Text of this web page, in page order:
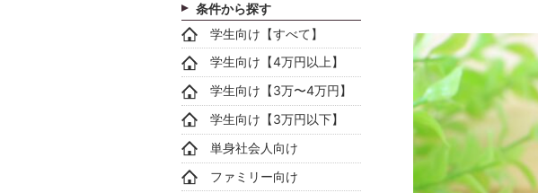
条件から探す
学生向け【すべて】
学生向け【4万円以上】
学生向け【3万〜4万円】
学生向け【3万円以下】
単身社会人向け
ファミリー向け